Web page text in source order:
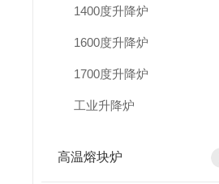
1400度升降炉
1600度升降炉
1700度升降炉
工业升降炉
高温熔块炉